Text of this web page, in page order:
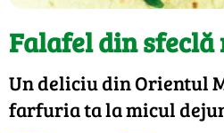
Falafel din sfeclă
Un deliciu din Orientul
farfuria ta la micul